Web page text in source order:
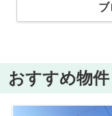
ブ
おすすめ物件